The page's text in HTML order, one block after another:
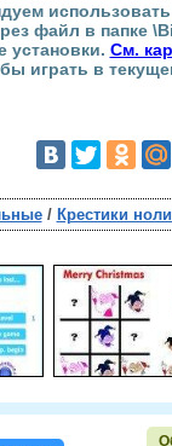
файл в папке
установки. См.
играть в
/ Крестики